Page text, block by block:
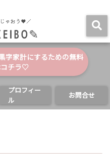
字家計にするための無料
コチラ♡
プロフィー
ル
お問合せ